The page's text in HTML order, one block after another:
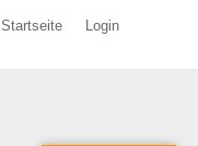
Startseite Login